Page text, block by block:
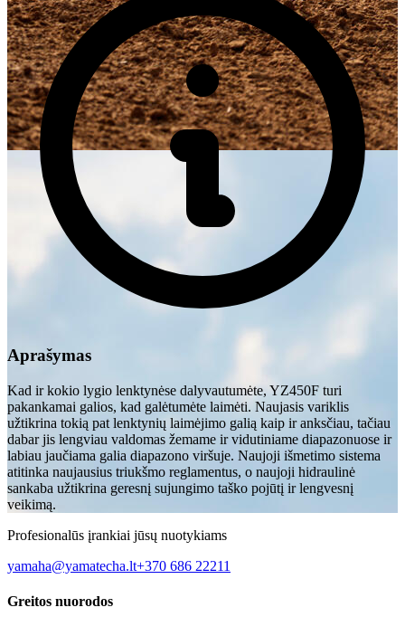
Aprašymas
Kad ir kokio lygio lenktynėse dalyvautumėte, YZ450F turi
pakankamai galios, kad galėtumėte laimėti. Naujasis variklis
užtikrina tokią pat lenktynių laimėjimo galią kaip ir anksčiau, tačiau
dabar jis lengviau valdomas žemame ir vidutiniame diapazonuose ir
labiau jaučiama galia diapazono viršuje. Naujoji išmetimo sistema
atitinka naujausius triukšmo reglamentus, o naujoji hidraulinė
sankaba užtikrina geresnį sujungimo taško pojūtį ir lengvesnį
veikimą.
Profesionalūs įrankiai jūsų nuotykiams
yamaha@yamatecha.lt+370 686 22211
Greitos nuorodos